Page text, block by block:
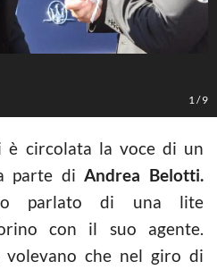
1 /9
è circolata la voce di un
parte diAndrea Belotti.
parlato di una lite
con il suo agente.
che nel giro di